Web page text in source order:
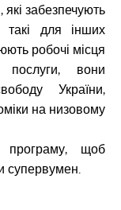
які забезпечують
такі для інших
робочі місця
вони
України,
на низовому
програму, щоб
супервумен.